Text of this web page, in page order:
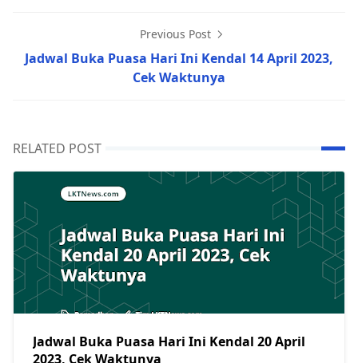
Previous Post
Jadwal Buka Puasa Hari Ini Kendal 14 April 2023,
Cek Waktunya
RELATED POST
Jadwal Buka Puasa Hari Ini Kendal 20 April
2023, Cek Waktunya